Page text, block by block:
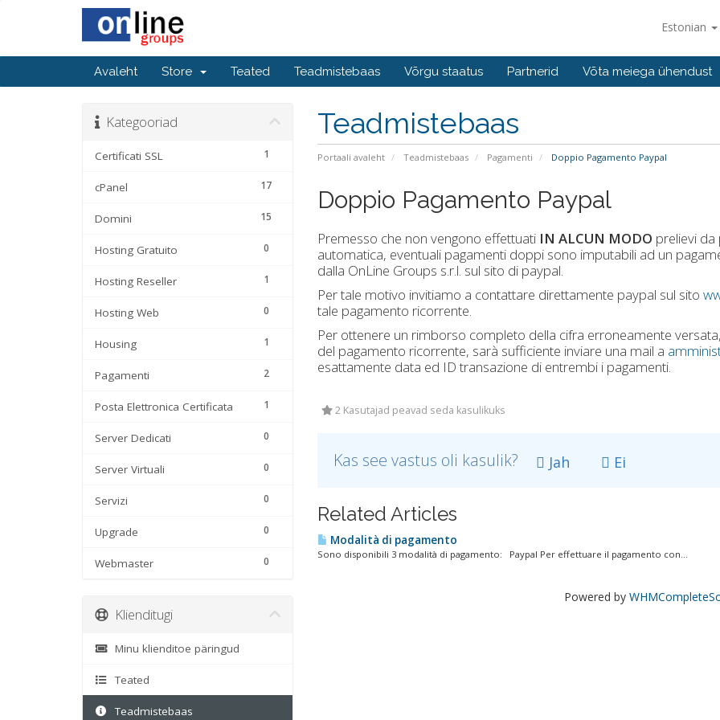
Estonian
Avaleht Store Teated Teadmistebaas Võrgu staatus Partnerid Võta meiega ühendust
Teadmistebaas
Portaali avaleht Teadmistebaas Pagamenti Doppio Pagamento Paypal
Kategooriad
1
Certificati SSL
17
cPanel
15
Domini
0
Hosting Gratuito
1
Hosting Reseller
0
Hosting Web
1
Housing
2
Pagamenti
1
Posta Elettronica Certificata
0
Server Dedicati
0
Server Virtuali
0
Servizi
0
Upgrade
0
Webmaster
Doppio Pagamento Paypal
Premesso che non vengono effettuati IN ALCUN MODO prelievi da
automatica, eventuali pagamenti doppi sono imputabili ad un
dalla OnLine Groups s.r.l. sul sito di paypal.
Per tale motivo invitiamo a contattare direttamente paypal sul sito
tale pagamento ricorrente.
Per ottenere un rimborso completo della cifra erroneamente
del pagamento ricorrente, sarà sufficiente inviare una mail a
esattamente data ed ID transazione di entrembi i pagamenti.
2 Kasutajad peavad seda kasulikuks
Kas see vastus oli kasulik? Jah Ei
Related Articles
Modalità di pagamento
Sono disponibili 3 modalità di pagamento: Paypal Per effettuare il pagamento con...
Powered by
Klienditugi
Minu klienditoe päringud
Teated
Teadmistebaas